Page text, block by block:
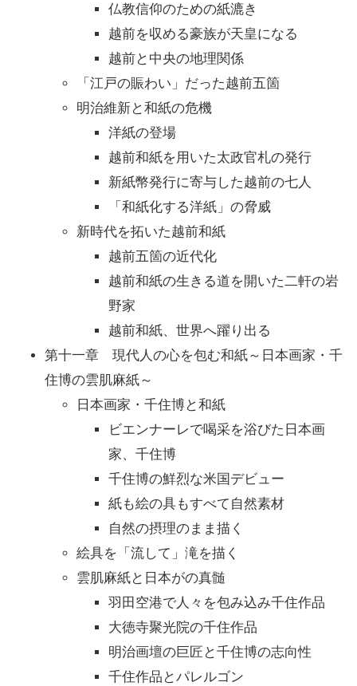
仏教信仰のための紙漉き
越前を収める豪族が天皇になる
越前と中央の地理関係
「江戸の賑わい」だった越前五箇
明治維新と和紙の危機
洋紙の登場
越前和紙を用いた太政官札の発行
新紙幣発行に寄与した越前の七人
「和紙化する洋紙」の脅威
新時代を拓いた越前和紙
越前五箇の近代化
越前和紙の生きる道を開いた二軒の岩
野家
越前和紙、世界へ躍り出る
第十一章 現代人の心を包む和紙～日本画家・千
住博の雲肌麻紙～
日本画家・千住博と和紙
ビエンナーレで喝采を浴びた日本画
家、千住博
千住博の鮮烈な米国デビュー
紙も絵の具もすべて自然素材
自然の摂理のまま描く
絵具を「流して」滝を描く
雲肌麻紙と日本がの真髄
羽田空港で人々を包み込み千住作品
大徳寺聚光院の千住作品
明治画壇の巨匠と千住博の志向性
千住作品とパレルゴン